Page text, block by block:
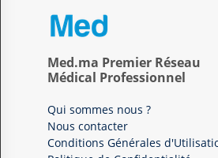
Med.ma Premier Réseau
Médical Professionnel
Qui sommes nous ?
Nous contacter
Conditions Générales